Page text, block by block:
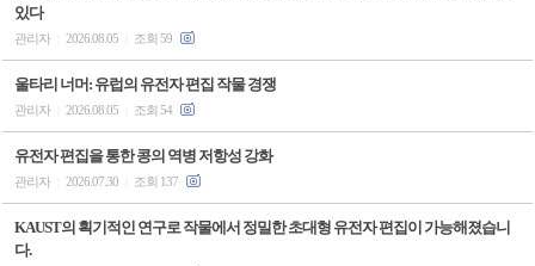
있다
관리자 2026.08.05 조회 59
울타리 너머: 유럽의 유전자 편집 작물 경쟁
관리자 2026.08.05 조회 54
유전자 편집을 통한 콩의 역병 저항성 강화
관리자 2026.07.30 조회 137
KAUST의 획기적인 연구로 작물에서 정밀한 초대형 유전자 편집이 가능해졌습니
다.